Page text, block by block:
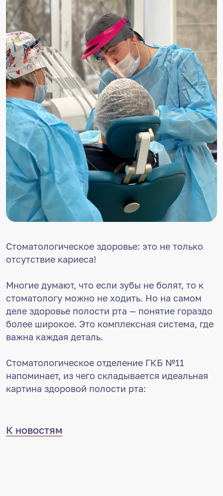
Стоматологическое здоровье: это не только
отсутствие кариеса!
Многие думают, что если зубы не болят, то к
стоматологу можно не ходить. Но на самом
деле здоровье полости рта — понятие гораздо
более широкое. Это комплексная система, где
важна каждая деталь.
Стоматологическое отделение ГКБ №11
напоминает, из чего складывается идеальная
картина здоровой полости рта:
К новостям